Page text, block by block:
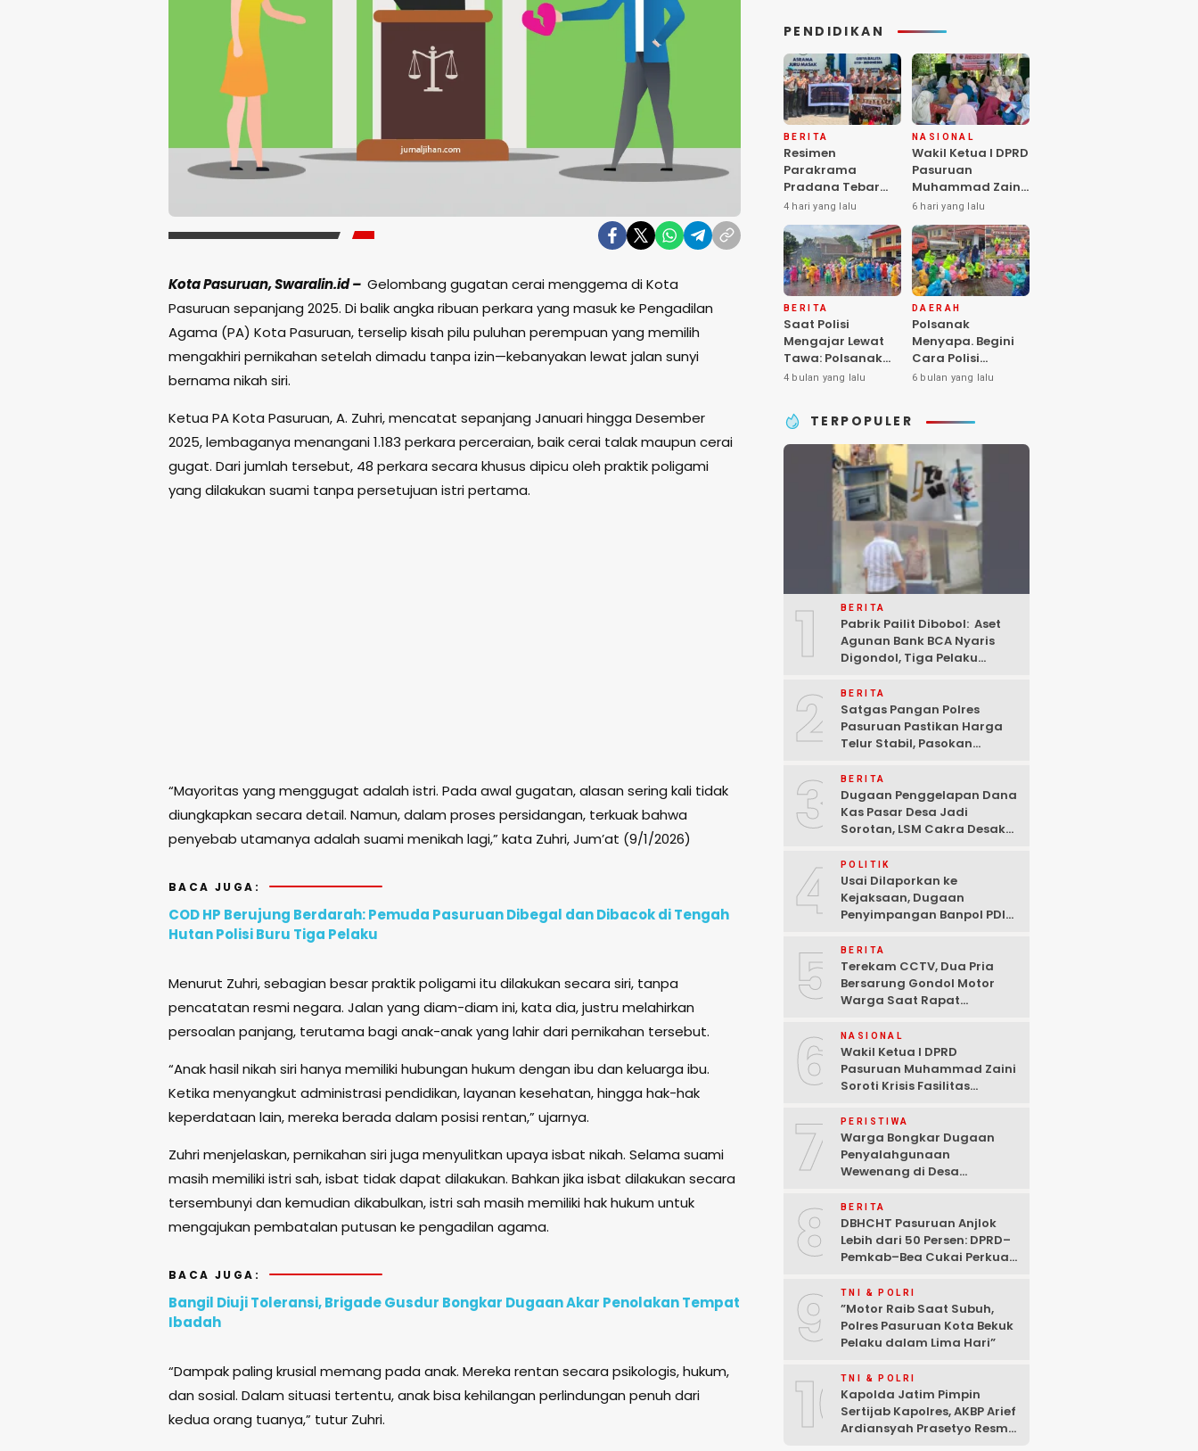
Kota Pasuruan, Swaralin.id – Gelombang gugatan cerai menggema di Kota
Pasuruan sepanjang 2025. Di balik angka ribuan perkara yang masuk ke Pengadilan
Agama (PA) Kota Pasuruan, terselip kisah pilu puluhan perempuan yang memilih
mengakhiri pernikahan setelah dimadu tanpa izin—kebanyakan lewat jalan sunyi
bernama nikah siri.
Ketua PA Kota Pasuruan, A. Zuhri, mencatat sepanjang Januari hingga Desember
2025, lembaganya menangani 1.183 perkara perceraian, baik cerai talak maupun cerai
gugat. Dari jumlah tersebut, 48 perkara secara khusus dipicu oleh praktik poligami
yang dilakukan suami tanpa persetujuan istri pertama.
“Mayoritas yang menggugat adalah istri. Pada awal gugatan, alasan sering kali tidak
diungkapkan secara detail. Namun, dalam proses persidangan, terkuak bahwa
penyebab utamanya adalah suami menikah lagi,” kata Zuhri, Jum’at (9/1/2026)
BACA JUGA:
COD HP Berujung Berdarah: Pemuda Pasuruan Dibegal dan Dibacok di Tengah
Hutan Polisi Buru Tiga Pelaku
Menurut Zuhri, sebagian besar praktik poligami itu dilakukan secara siri, tanpa
pencatatan resmi negara. Jalan yang diam-diam ini, kata dia, justru melahirkan
persoalan panjang, terutama bagi anak-anak yang lahir dari pernikahan tersebut.
“Anak hasil nikah siri hanya memiliki hubungan hukum dengan ibu dan keluarga ibu.
Ketika menyangkut administrasi pendidikan, layanan kesehatan, hingga hak-hak
keperdataan lain, mereka berada dalam posisi rentan,” ujarnya.
Zuhri menjelaskan, pernikahan siri juga menyulitkan upaya isbat nikah. Selama suami
masih memiliki istri sah, isbat tidak dapat dilakukan. Bahkan jika isbat dilakukan secara
tersembunyi dan kemudian dikabulkan, istri sah masih memiliki hak hukum untuk
mengajukan pembatalan putusan ke pengadilan agama.
BACA JUGA:
Bangil Diuji Toleransi, Brigade Gusdur Bongkar Dugaan Akar Penolakan Tempat
Ibadah
“Dampak paling krusial memang pada anak. Mereka rentan secara psikologis, hukum,
dan sosial. Dalam situasi tertentu, anak bisa kehilangan perlindungan penuh dari
kedua orang tuanya,” tutur Zuhri.
PENDIDIKAN
BERITA
Resimen
Parakrama
Pradana Tebar
Kepedulian di
Panti Asuhan
Griya Balita SYD,
Peluk Hangat
Balita Terlantar
“POLRI Hadir
Dengan Hati”
4 hari yang lalu
NASIONAL
Wakil Ketua I DPRD
Pasuruan
Muhammad Zaini
Soroti Krisis
Fasilitas Sekolah
di Tengah Efisiensi
Anggaran
6 hari yang lalu
BERITA
Saat Polisi
Mengajar Lewat
Tawa: Polsanak
Pasuruan Sentuh
Sejak Dini
4 bulan yang lalu
DAERAH
Polsanak
Menyapa. Begini
Cara Polisi
Mendekatkan
Sejak Usia Dini
6 bulan yang lalu
TERPOPULER
1 BERITA
Pabrik Pailit Dibobol: Aset
Agunan Bank BCA Nyaris
Digondol, Tiga Pelaku
Pasuruan
2 BERITA
Satgas Pangan Polres
Pasuruan Pastikan Harga
Telur Stabil, Pasokan
Kekhawatiran Fluktuasi
3 BERITA
Dugaan Penggelapan Dana
Kas Pasar Desa Jadi
Sorotan, LSM Cakra Desak
4 POLITIK
Usai Dilaporkan ke
Kejaksaan, Dugaan
Penyimpangan Banpol PDIP
Tuntas “6 Eks Ketua PAC
Cabut Laporan”
5 BERITA
Terekam CCTV, Dua Pria
Bersarung Gondol Motor
Warga Saat Rapat
6 NASIONAL
Wakil Ketua I DPRD
Pasuruan Muhammad Zaini
Soroti Krisis Fasilitas
Anggaran
7 PERISTIWA
Warga Bongkar Dugaan
Penyalahgunaan
Wewenang di Desa
Mencuat
8 BERITA
DBHCHT Pasuruan Anjlok
Lebih dari 50 Persen: DPRD–
Pemkab–Bea Cukai Perkuat
Rokok Ilegal
9 TNI & POLRI
‎”Motor Raib Saat Subuh,
Polres Pasuruan Kota Bekuk
Pelaku dalam Lima Hari” ‎
10TNI & POLRI
Kapolda Jatim Pimpin
Sertijab Kapolres, AKBP Arief
Ardiansyah Prasetyo Resmi